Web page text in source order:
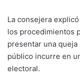
La consejera
los procedimientos
presentar una
público incurre en
electoral.